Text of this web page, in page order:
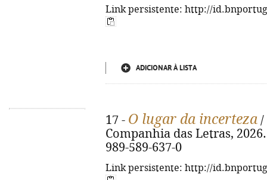
Link persistente: http://
ADICIONAR À LISTA
17 - O lugar da incerteza /
Companhia das Letras,
989-589-637-0
Link persistente: http://